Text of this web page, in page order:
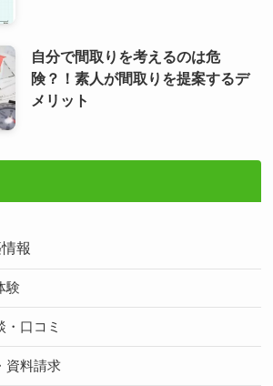
自分で間取りを考えるのは危
険？！素人が間取りを提案するデ
メリット
報
験
・口コミ
資料請求